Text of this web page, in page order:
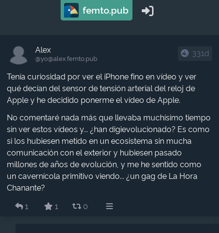
femto.pub
Alex
@yo​@alex.femto.pub
331d
Tenía curiosidad por ver el iPhone fino en vídeo y ver
qué decían del sensor de tensión arterial del reloj de
Apple y he decidido ponerme el vídeo de Apple.
No comentaré nada más que llevaba muchísimo tiempo
sin ver estos vídeos y... ¿han digievolucionado? Es como
si los hubiesen metido en un ecosistema sin mucha
comunicación con el exterior y hubiesen pasado
millones de años de evolución, y me he sentido como
un cavernícola primitivo viendo... ¿un gag de La Hora
Chanante?
1
1 0